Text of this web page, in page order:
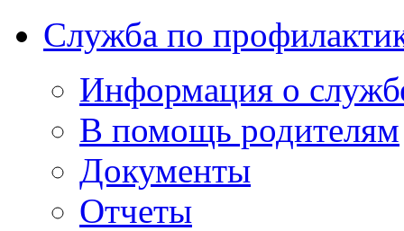
Служба по
Информация о
В помощь родителям
Документы
Отчеты